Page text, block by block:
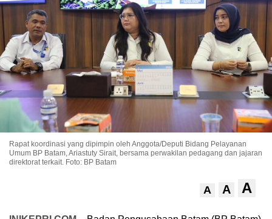
Rapat koordinasi yang dipimpin oleh Anggota/Deputi Bidang Pelayanan
Umum BP Batam, Ariastuty Sirait, bersama perwakilan pedagang dan jajaran
direktorat terkait. Foto: BP Batam
A A A